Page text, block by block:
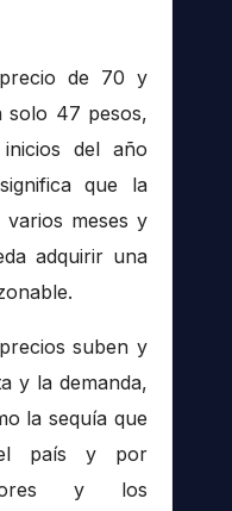
de 70 y
solo 47 pesos,
del año
que la
meses y
adquirir una
suben y
y la demanda,
la sequía que
país y por
y los